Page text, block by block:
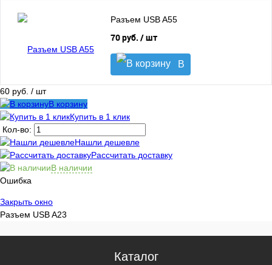
Разъем USB A55
70 руб. / шт
В
корзину
60 руб. / шт
В корзину
Купить в 1 клик
Кол-во:
Нашли дешевле
Рассчитать доставку
В наличии
Ошибка
Закрыть окно
Разъем USB A23
Каталог